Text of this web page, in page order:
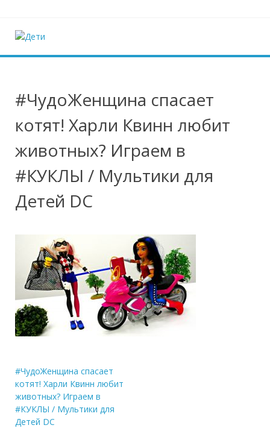
Дети
#ЧудоЖенщина спасает
котят! Харли Квинн любит
животных? Играем в
#КУКЛЫ / Мультики для
Детей DC
Навигация
по
записям
#ЧудоЖенщина спасает
котят! Харли Квинн любит
животных? Играем в
#КУКЛЫ / Мультики для
Детей DC